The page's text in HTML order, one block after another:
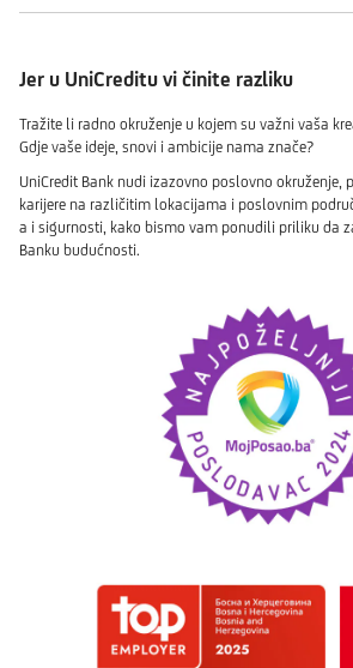
Jer u UniCreditu vi činite razliku
Tražite li radno okruženje u kojem su važni vaša
Gdje vaše ideje, snovi i ambicije nama znače?
UniCredit Bank nudi izazovno poslovno okruženje,
karijere na različitim lokacijama i poslovnim
a i sigurnosti, kako bismo vam ponudili priliku da
Banku budućnosti.